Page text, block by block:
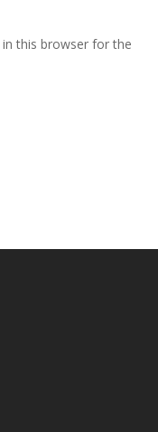
this browser for the